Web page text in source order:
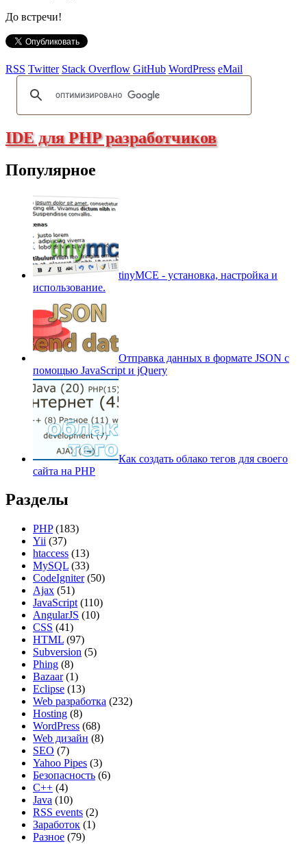
До встречи!
RSS Twitter Stack Overflow GitHub WordPress eMail
IDE для PHP разработчиков
Популярное
tinyMCE - установка, настройка и
использование.
Отправка данных в формате JSON с
помощью JavaScript и jQuery
Как создать облако тегов для своего
сайта на PHP
Разделы
PHP(183)
Yii (37)
htaccess (13)
MySQL (33)
CodeIgniter(50)
Ajax (51)
JavaScript (110)
AngularJS (10)
CSS (41)
HTML (97)
Subversion (5)
Phing (8)
Bazaar(1)
Eclipse (13)
Web разработка (232)
Hosting (8)
WordPress (68)
Web дизайн (8)
SEO (7)
Yahoo Pipes (3)
Безопасность (6)
C++ (4)
Java (10)
RSS events (2)
Заработок (1)
Разное (79)